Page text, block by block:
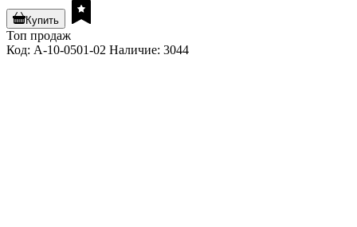
Купить
Топ продаж
Код: A-10-0501-02 Наличие: 3044